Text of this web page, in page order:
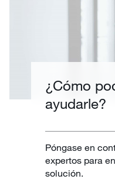
¿Cómo
ayudarle?
Póngase en
expertos para
solución.